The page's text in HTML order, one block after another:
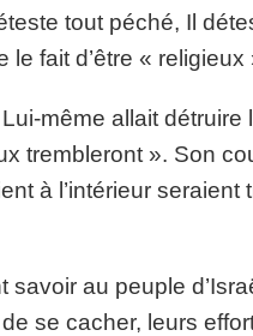
tout péché, Il
le fait d’être «
même allait
trembleront ». Son
à l’intérieur
savoir au peuple
se cacher, leurs